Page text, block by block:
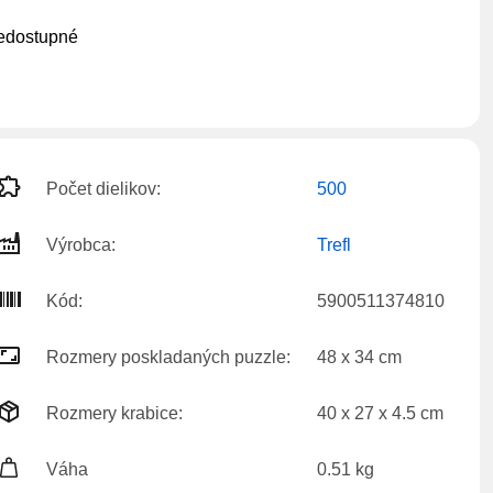
Počet dielikov: 500
Výrobca: Trefl
Kód: 5900511374810
Rozmery poskladaných puzzle: 48 x 34 cm
Rozmery krabice: 40 x 27 x 4.5 cm
Váha 0.51 kg